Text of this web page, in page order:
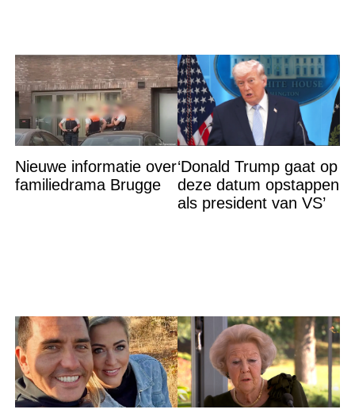
Nieuwe informatie over
familiedrama Brugge
‘Donald Trump gaat op
deze datum opstappen
als president van VS’